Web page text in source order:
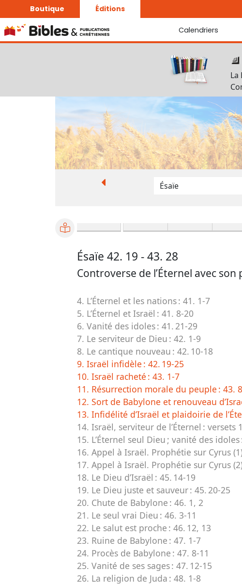
Boutique Éditions
Calendriers
La Bonne Semence
Le Seigneur est proche
La
Ésaïe 42. 19 - 43. 28
Controverse de l’Éternel avec
4. L’Éternel et les nations : 41. 1-7
5. L’Éternel et Israël : 41. 8-20
6. Vanité des idoles : 41. 21-29
7. Le serviteur de Dieu : 42. 1-9
8. Le cantique nouveau : 42. 10-18
9. Israël infidèle : 42. 19-25
10. Israël racheté : 43. 1-7
11. Résurrection morale du peuple : 43.
12. Sort de Babylone et renouveau
13. Infidélité d’Israël et plaidoirie de
14. Israël, serviteur de l’Éternel : versets
15. L’Éternel seul Dieu ; vanité des idoles
16. Appel à Israël. Prophétie sur Cyrus
17. Appel à Israël. Prophétie sur Cyrus
18. Le Dieu d’Israël : 45. 14-19
19. Le Dieu juste et sauveur : 45. 20-25
20. Chute de Babylone : 46. 1, 2
21. Le seul vrai Dieu : 46. 3-11
22. Le salut est proche : 46. 12, 13
23. Ruine de Babylone : 47. 1-7
24. Procès de Babylone : 47. 8-11
25. Vanité de ses sages : 47. 12-15
26. La religion de Juda : 48. 1-8